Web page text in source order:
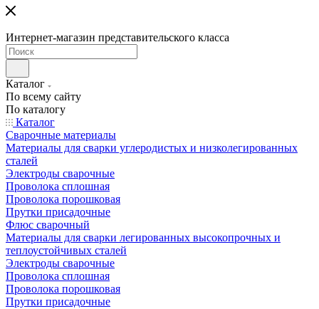
Интернет-магазин представительского класса
Каталог
По всему сайту
По каталогу
Каталог
Сварочные материалы
Материалы для сварки углеродистых и низколегированных
сталей
Электроды сварочные
Проволока сплошная
Проволока порошковая
Прутки присадочные
Флюс сварочный
Материалы для сварки легированных высокопрочных и
теплоустойчивых сталей
Электроды сварочные
Проволока сплошная
Проволока порошковая
Прутки присадочные